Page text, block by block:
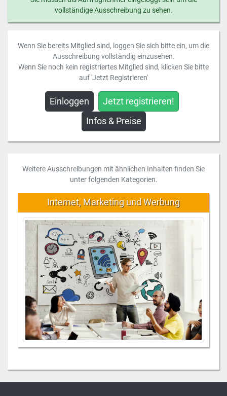
vollständige Ausschreibung zu sehen.
Wenn Sie bereits Mitglied sind, loggen Sie sich bitte ein, um die
Ausschreibung vollständig einzusehen.
Wenn Sie noch kein registriertes Mitglied sind, klicken Sie bitte
auf 'Jetzt Registrieren'
Einloggen
Jetzt registrieren!
Infos & Preise
Weitere Ausschreibungen mit ähnlichen Inhalten finden Sie
unter folgenden Kategorien.
Internet, Marketing und Werbung